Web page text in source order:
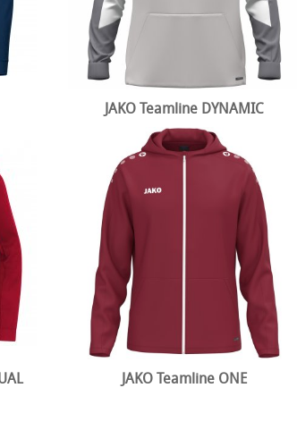
JAKO Teamline DYNAMIC
JAKO Teamline ONE